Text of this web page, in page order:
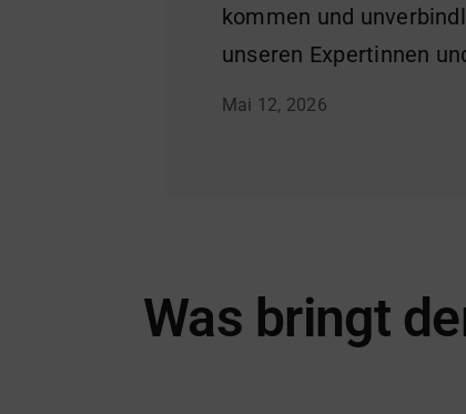
kommen und
unseren Expertinnen
Mai 12, 2026
Was bringt